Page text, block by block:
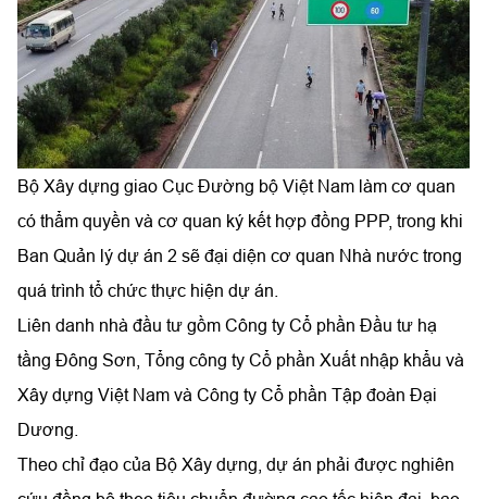
Bộ Xây dựng giao Cục Đường bộ Việt Nam làm cơ quan
có thẩm quyền và cơ quan ký kết hợp đồng PPP, trong khi
Ban Quản lý dự án 2 sẽ đại diện cơ quan Nhà nước trong
quá trình tổ chức thực hiện dự án.
Liên danh nhà đầu tư gồm Công ty Cổ phần Đầu tư hạ
tầng Đông Sơn, Tổng công ty Cổ phần Xuất nhập khẩu và
Xây dựng Việt Nam và Công ty Cổ phần Tập đoàn Đại
Dương.
Theo chỉ đạo của Bộ Xây dựng, dự án phải được nghiên